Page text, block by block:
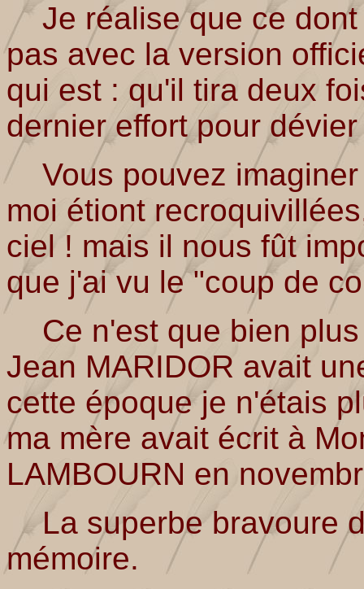
Je réalise que ce dont
pas avec la version
qui est : qu'il tira deux
dernier effort pour
Vous pouvez imaginer
moi étiont
ciel ! mais il nous fût
que j'ai vu le "coup de
Ce n'est que bien plus
Jean MARIDOR avait
cette époque je n'étais
ma mère avait écrit à
LAMBOURN en
La superbe bravoure
mémoire.